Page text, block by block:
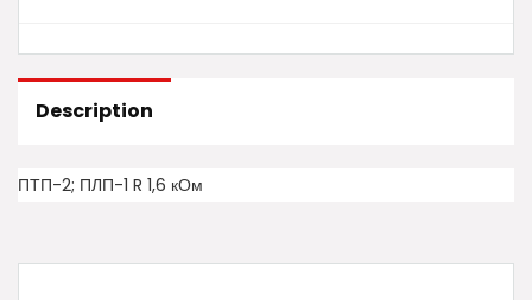
Description
ПТП-2; ПЛП-1 R 1,6 кОм